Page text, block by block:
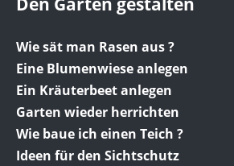
Wie sät man Rasen aus ?
Eine Blumenwiese anlegen
Ein Kräuterbeet anlegen
Garten wieder herrichten
Wie baue ich einen Teich ?
Ideen für den Sichtschutz